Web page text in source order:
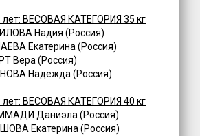
ВЕСОВАЯ КАТЕГОРИЯ 35 кг
Надия (Россия)
Екатерина (Россия)
Вера (Россия)
Надежда (Россия)
ВЕСОВАЯ КАТЕГОРИЯ 40 кг
Даниэла (Россия)
Екатерина (Россия)